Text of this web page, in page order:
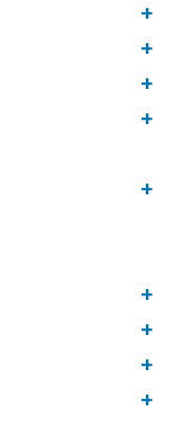
+
+
+
+
+
+
+
+
+